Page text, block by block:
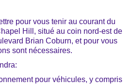
pour vous tenir au courant du
Hill, situé au coin nord-est de
Brian Coburn, et pour vous
sont nécessaires.
pour véhicules, y compris